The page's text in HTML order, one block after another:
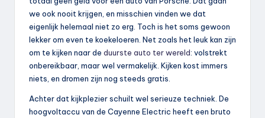
we ook nooit krijgen, en misschien vinden we dat
eigenlijk helemaal niet zo erg. Toch is het soms gewoon
lekker om even te koekeloeren. Net zoals het leuk kan zijn
om te kijken naar de duurste auto ter wereld: volstrekt
onbereikbaar, maar wel vermakelijk. Kijken kost immers
niets, en dromen zijn nog steeds gratis.
Achter dat kijkplezier schuilt wel serieuze techniek. De
hoogvoltaccu van de Cayenne Electric heeft een bruto